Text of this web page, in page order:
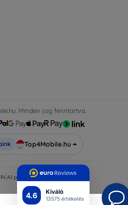
4.6 Kiváló
13575 értékelés
Minden jog fenntartva.
Top4Mobile.hu
AI powered byEurion